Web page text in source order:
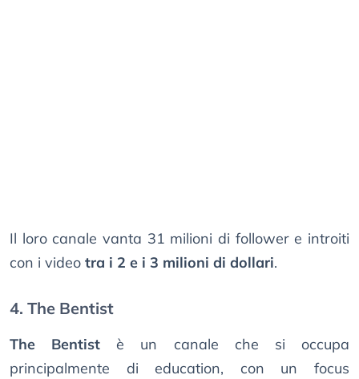
Il loro canale vanta 31 milioni di follower e introiti
con i video tra i 2 e i 3 milioni di dollari.
4. The Bentist
The Bentist è un canale che si occupa
principalmente di education, con un focus